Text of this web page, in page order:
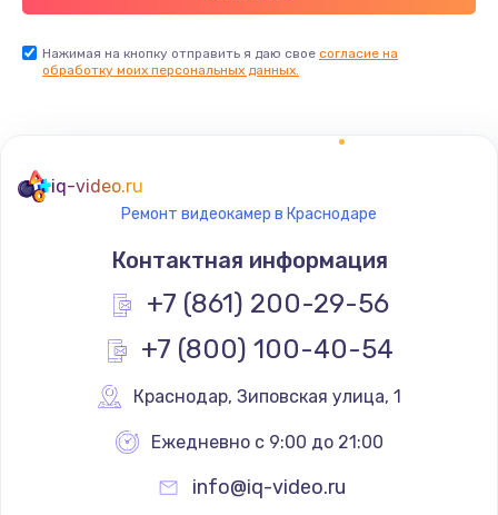
Заказать
Замена термостата
1200 руб.
Заказать
Замена реле
Замена термопредохранителя
700 руб.
Нажимая на кнопку отправить я даю свое согласие на
обработку моих персональных данных.
iq-video.ru
Ремонт видеокамер в Краснодаре
Контактная информация
+7 (861) 200-29-56
+7 (800) 100-40-54
Краснодар, Зиповская улица, 1
Ежедневно с 9:00 до 21:00
info@iq-video.ru